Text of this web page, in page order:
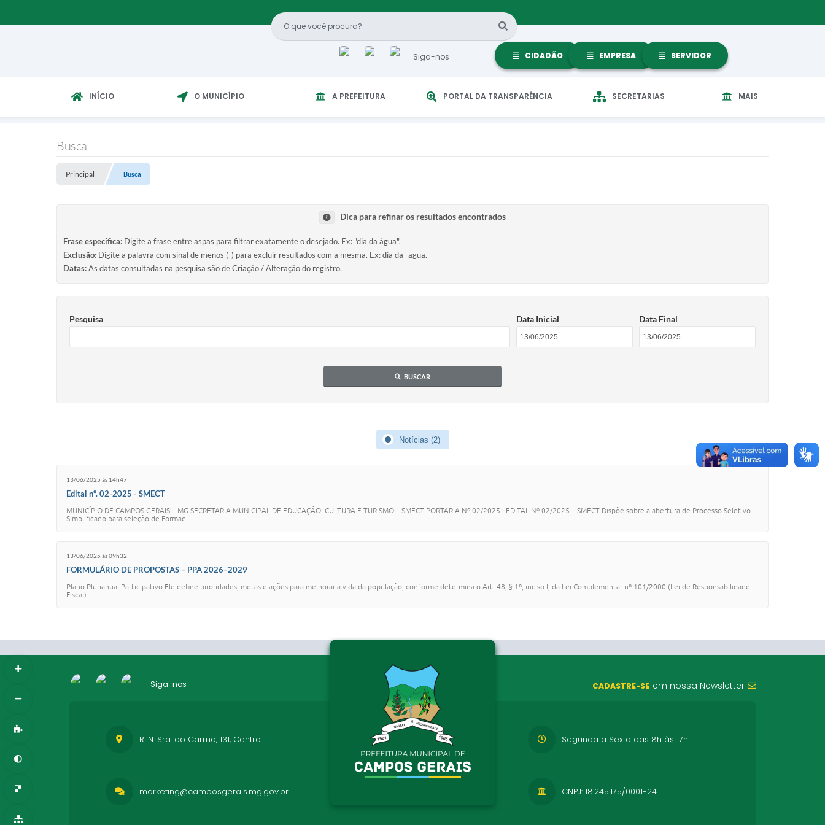
Siga-nos CIDADÃO EMPRESA SERVIDOR
INÍCIO O MUNICÍPIO A PREFEITURA PORTAL DA TRANSPARÊNCIA SECRETARIAS MAIS
Busca
Principal Busca
Dica para refinar os resultados encontrados
Frase específica: Digite a frase entre aspas para filtrar exatamente o desejado. Ex: "dia da água".
Exclusão: Digite a palavra com sinal de menos (-) para excluir resultados com a mesma. Ex: dia da -agua.
Datas:As datas consultadas na pesquisa são de Criação / Alteração do registro.
Pesquisa Data Inicial Data Final
BUSCAR
Notícias (2)
13/06/2025 às 14h47
Edital nº. 02-2025 - SMECT
MUNICÍPIO DE CAMPOS GERAIS – MG SECRETARIA MUNICIPAL DE EDUCAÇÃO, CULTURA E TURISMO – SMECT PORTARIA Nº 02/2025 - EDITAL Nº 02/2025 – SMECT Dispõe sobre a abertura de Processo Seletivo
Simplificado para seleção de Formad…
13/06/2025 às 09h32
FORMULÁRIO DE PROPOSTAS – PPA 2026–2029
Plano Plurianual Participativo Ele define prioridades, metas e ações para melhorar a vida da população, conforme determina o Art. 48, § 1º, inciso I, da Lei Complementar nº 101/2000 (Lei de Responsabilidade
Fiscal).
Siga-nos CADASTRE-SE em nossa Newsletter
R. N. Sra. do Carmo, 131, Centro Segunda a Sexta das 8h às 17h
CNPJ: 18.245.175/0001-24
marketing@camposgerais.mg.gov.br